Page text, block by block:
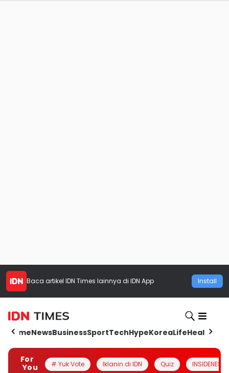
Baca artikel IDN Times lainnya di IDN App Install
HomeNewsBusinessSportTechHypeKoreaLifeHealth
For
You
# Yuk Vote Iklanin di IDN Quiz INSIDENESIA